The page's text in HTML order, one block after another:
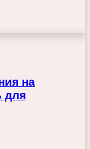
на
для